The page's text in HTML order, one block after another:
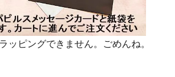
ッピングできません。ごめんね。